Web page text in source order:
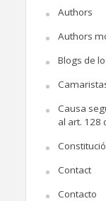
Authors
Authors
Blogs de
Causa
al art. 128
Contact
Contacto